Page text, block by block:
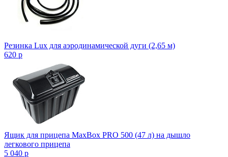
Резинка Lux для аэродинамической дуги (2,65 м)
620 p
Ящик для прицепа MaxBox PRO 500 (47 л) на дышло
легкового прицепа
5 040 p